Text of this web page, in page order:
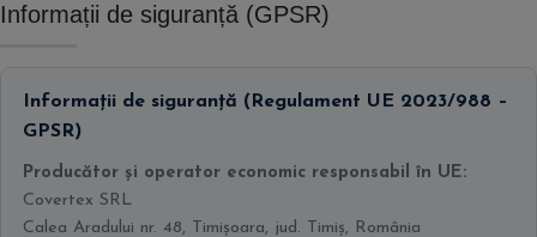
Informații de siguranță (GPSR)
Informații de siguranță (Regulament UE 2023/988 –
GPSR)
Producător și operator economic responsabil în UE:
Covertex SRL
Calea Aradului nr. 48, Timișoara, jud. Timiș, România